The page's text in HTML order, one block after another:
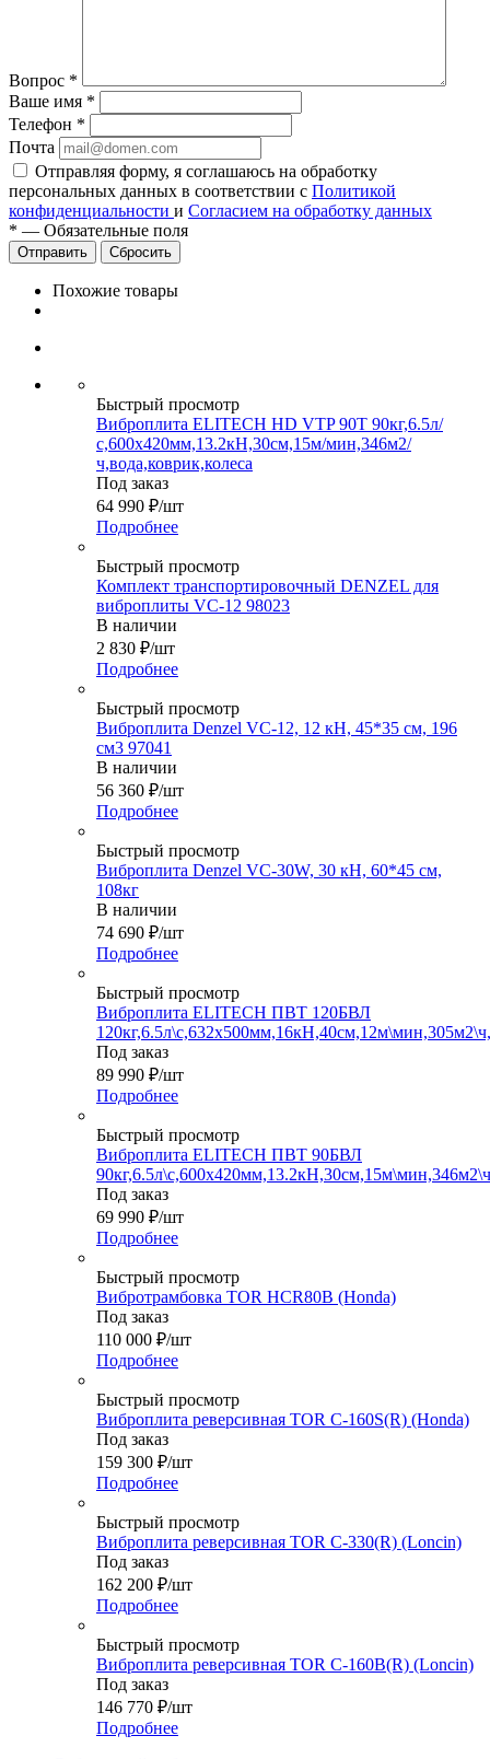
Вопрос *
Ваше имя *
Телефон *
Почта
Отправляя форму, я соглашаюсь на обработку
персональных данных в соответствии с Политикой
конфиденциальности и Согласием на обработку данных
* — Обязательные поля
Сбросить
Похожие товары
Быстрый просмотр
Виброплита ELITECH HD VTP 90T 90кг,6.5л/
с,600х420мм,13.2кН,30см,15м/мин,346м2/
ч,вода,коврик,колеса
Под заказ
64 990 ₽/шт
Подробнее
Быстрый просмотр
Комплект транспортировочный DENZEL для
виброплиты VC-12 98023
В наличии
2 830 ₽/шт
Подробнее
Быстрый просмотр
Виброплита Denzel VC-12, 12 кН, 45*35 см, 196
см3 97041
В наличии
56 360 ₽/шт
Подробнее
Быстрый просмотр
Виброплита Denzel VC-30W, 30 кН, 60*45 см,
108кг
В наличии
74 690 ₽/шт
Подробнее
Быстрый просмотр
Виброплита ELITECH ПВТ 120БВЛ
Под заказ
89 990 ₽/шт
Подробнее
Быстрый просмотр
Виброплита ELITECH ПВТ 90БВЛ
Под заказ
69 990 ₽/шт
Подробнее
Быстрый просмотр
Вибротрамбовка TOR HCR80B (Honda)
Под заказ
110 000 ₽/шт
Подробнее
Быстрый просмотр
Виброплита реверсивная TOR C-160S(R) (Honda)
Под заказ
159 300 ₽/шт
Подробнее
Быстрый просмотр
Виброплита реверсивная TOR C-330(R) (Loncin)
Под заказ
162 200 ₽/шт
Подробнее
Быстрый просмотр
Виброплита реверсивная TOR C-160B(R) (Loncin)
Под заказ
146 770 ₽/шт
Подробнее